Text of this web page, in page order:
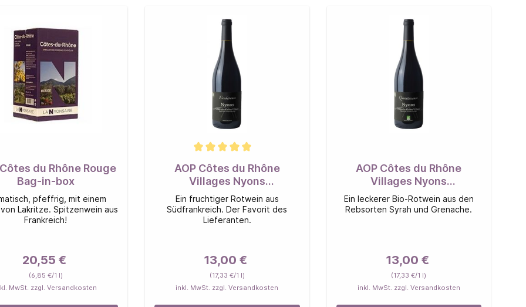
du Rhône Rouge
Bag-in-box
pfeffrig, mit einem
Lakritze. Spitzenwein aus
Frankreich!
20,55 €
(6,85 €/1 l)
MwSt. zzgl. Versandkosten
AOP Côtes du Rhône
Villages Nyons
EXUBERANCE Rouge
Ein fruchtiger Rotwein aus
Südfrankreich. Der Favorit des
Lieferanten.
13,00 €
(17,33 €/1 l)
inkl. MwSt. zzgl. Versandkosten
AOP Côtes du Rhône
Villages Nyons
QUINTESSENCE Rouge BIO
Ein leckerer Bio-Rotwein aus den
Rebsorten Syrah und Grenache.
13,00 €
(17,33 €/1 l)
inkl. MwSt. zzgl. Versandkosten